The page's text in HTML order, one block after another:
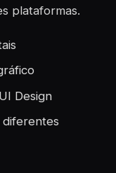
plataformas.
Design